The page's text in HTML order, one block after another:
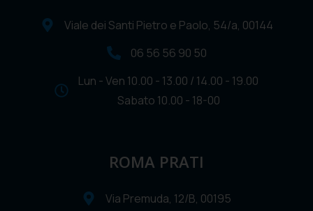
Viale dei Santi Pietro e Paolo, 54/a, 00144
06 56 56 90 50
Lun - Ven 10.00 - 13.00 / 14.00 - 19.00
Sabato 10.00 - 18-00
ROMA PRATI
Via Premuda, 12/B, 00195